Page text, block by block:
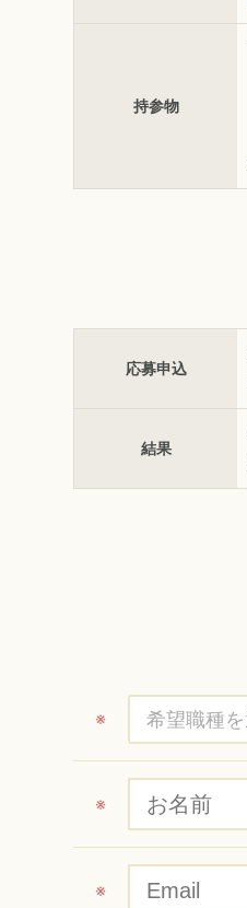
持参物
応募申込
結果
※
※
※